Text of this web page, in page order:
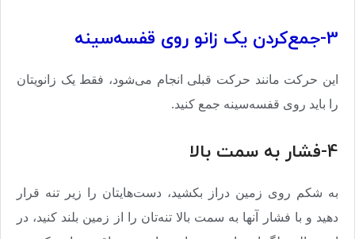
3-جمع‌کردن یک زانو روی قفسه‌سینه
این حرکت مانند حرکت قبلی انجام می‌شود، فقط یک زانویتان
را باید روی قفسه‌سینه جمع کنید.
4-فشار به سمت بالا
به شکم روی زمین دراز بکشید، دست‌هایتان را زیر تنه قرار
دهید و با فشار آنها به سمت بالا تنه‌تان را از زمین بلند کنید، در